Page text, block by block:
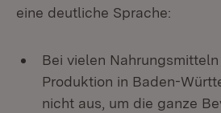
eine deutliche Sprache:
Bei vielen
Produktion in Baden-
nicht aus, um die ganze